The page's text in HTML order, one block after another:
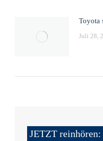
Toyota
Juli 28,
JETZT reinhören: